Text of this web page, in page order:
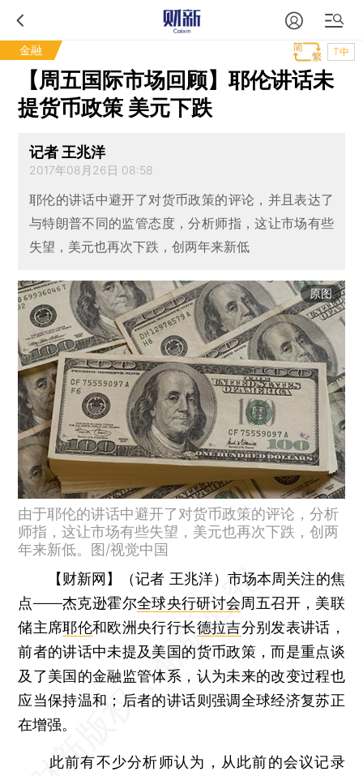
金融 T中
【周五国际市场回顾】耶伦讲话未
提货币政策 美元下跌
记者 王兆洋
2017年08月26日 08:58
耶伦的讲话中避开了对货币政策的评论，并且表达了
与特朗普不同的监管态度，分析师指，这让市场有些
失望，美元也再次下跌，创两年来新低
原图
由于耶伦的讲话中避开了对货币政策的评论，分析
师指，这让市场有些失望，美元也再次下跌，创两
年来新低。图/视觉中国
【财新网】（记者 王兆洋） 市场本周关注的焦
点——杰克逊霍尔全球央行研讨会周五召开，美联
储主席耶伦和欧洲央行行长德拉吉分别发表讲话，
前者的讲话中未提及美国的货币政策，而是重点谈
及了美国的金融监管体系，认为未来的改变过程也
应当保持温和；后者的讲话则强调全球经济复苏正
在增强。
此前有不少分析师认为，从此前的会议记录